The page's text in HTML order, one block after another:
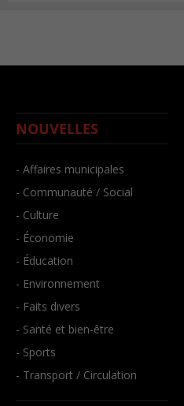
NOUVELLES
- Affaires municipales
- Communauté / Social
- Culture
- Économie
- Éducation
- Environnement
- Faits divers
- Santé et bien-être
- Sports
- Transport / Circulation